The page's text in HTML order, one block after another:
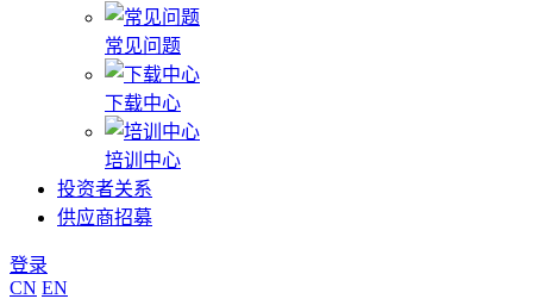
常见问题
下载中心
培训中心
投资者关系
供应商招募
登录
CN EN